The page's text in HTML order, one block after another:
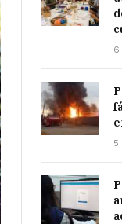
6
5